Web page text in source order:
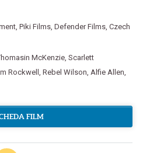
Piki Films Defender Films Czech
McKenzie Scarlett
Rockwell Rebel Wilson Alfie Allen
FILM